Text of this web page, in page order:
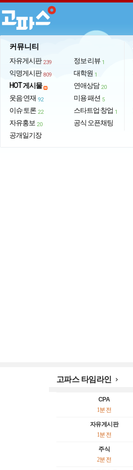
커뮤니티
자유게시판 239
익명게시판 809
HOT 게시물
웃음·연재 92
이슈·토론 22
자유홍보 20
공개일기장
정보·리뷰 1
대학원 1
연애상담 20
미용·패션 5
스타트업·창업 1
공식 오픈채팅
고파스 타임라인 
CPA
1분 전
자유게시판
1분 전
주식
2분 전